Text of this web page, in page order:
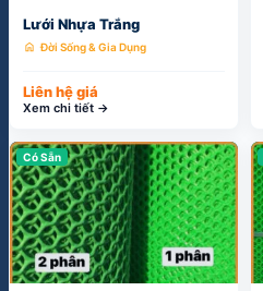
Xem chi tiết →
Lưới Nhựa PVC Giá Sỉ
home Đời Sống & Gia Dụng